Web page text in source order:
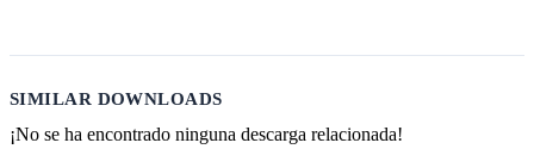
SIMILAR DOWNLOADS
¡No se ha encontrado ninguna descarga relacionada!